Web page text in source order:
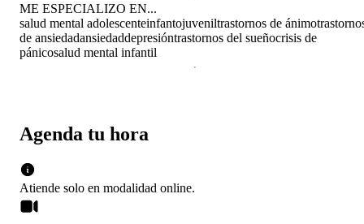
Agenda tu hora
Atiende solo en modalidad online.
ME ESPECIALIZO EN...
salud mental adolescenteinfantojuveniltrastornos de ánimo
de ansiedadansiedaddepresióntrastornos del sueñocrisis de
pánicosalud mental infantil